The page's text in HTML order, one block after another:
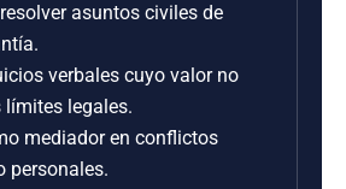
asuntos civiles de
verbales cuyo valor no
límites legales.
mediador en conflictos
personales.